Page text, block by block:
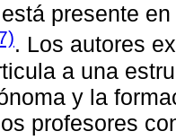
presente
. Los autores
a una
y la
profesores